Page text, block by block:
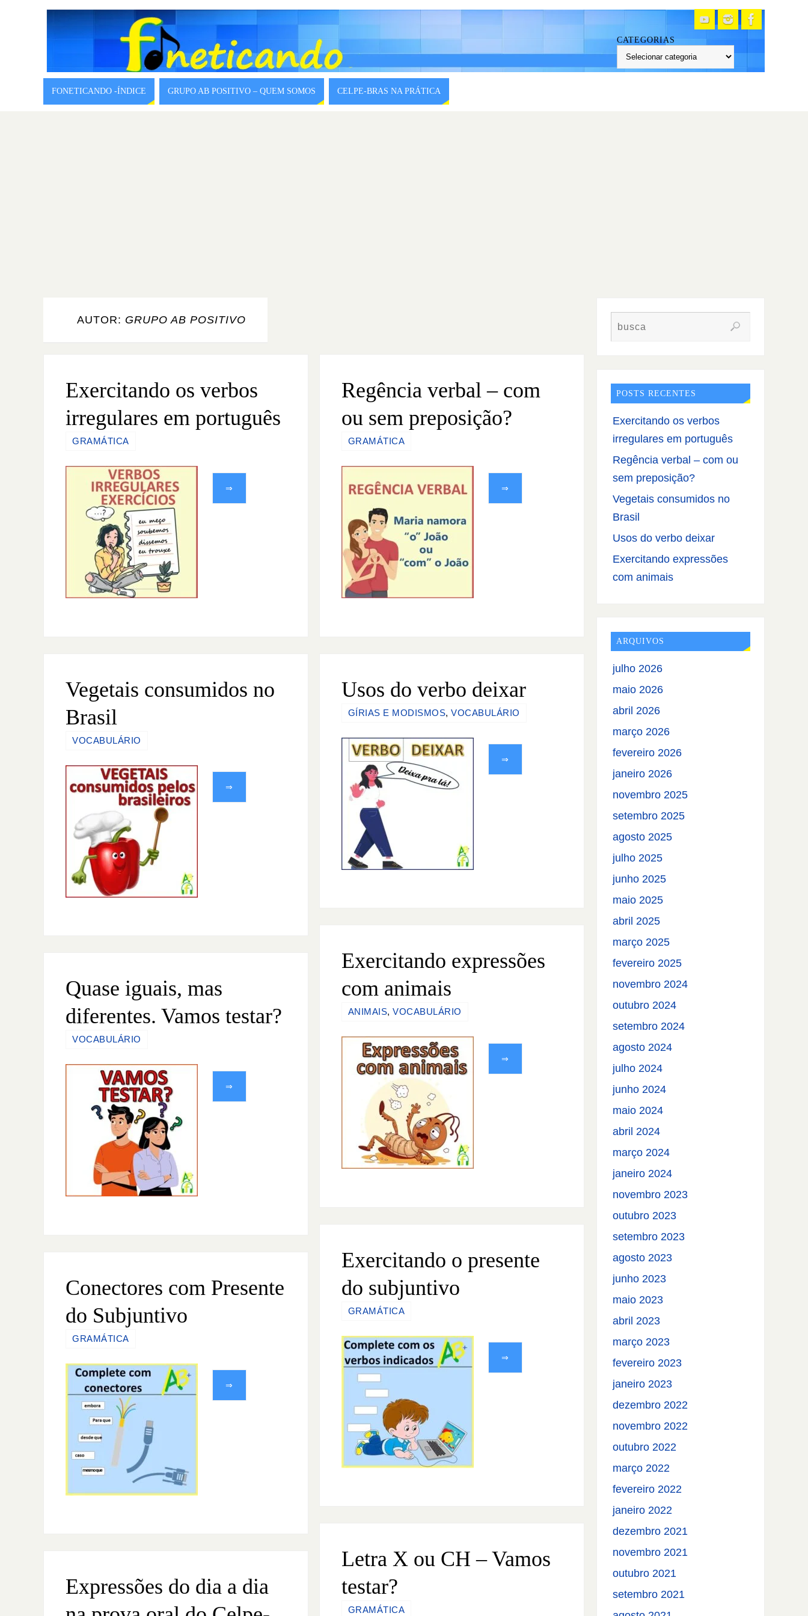
CATEGORIAS
FONETICANDO -ÍNDICE GRUPO AB POSITIVO – QUEM SOMOS CELPE-BRAS NA PRÁTICA
AUTOR: GRUPO AB POSITIVO
Exercitando os verbos
irregulares em português
GRAMÁTICA
⇒
Regência verbal – com
ou sem preposição?
GRAMÁTICA
⇒
Vegetais consumidos no
Brasil
VOCABULÁRIO
⇒
Usos do verbo deixar
GÍRIAS E MODISMOS,VOCABULÁRIO
⇒
Exercitando expressões
com animais
ANIMAIS,VOCABULÁRIO
⇒
Quase iguais, mas
diferentes. Vamos testar?
VOCABULÁRIO
⇒
Exercitando o presente
do subjuntivo
GRAMÁTICA
⇒
Conectores com Presente
do Subjuntivo
GRAMÁTICA
⇒
Letra X ou CH – Vamos
testar?
GRAMÁTICA
Expressões do dia a dia
POSTS RECENTES
Exercitando os verbos
irregulares em português
Regência verbal – com ou
sem preposição?
Vegetais consumidos no
Brasil
Usos do verbo deixar
Exercitando expressões
com animais
ARQUIVOS
julho 2026
maio 2026
abril 2026
março 2026
fevereiro 2026
janeiro 2026
novembro 2025
setembro 2025
agosto 2025
julho 2025
junho 2025
maio 2025
abril 2025
março 2025
fevereiro 2025
novembro 2024
outubro 2024
setembro 2024
agosto 2024
julho 2024
junho 2024
maio 2024
abril 2024
março 2024
janeiro 2024
novembro 2023
outubro 2023
setembro 2023
agosto 2023
junho 2023
maio 2023
abril 2023
março 2023
fevereiro 2023
janeiro 2023
dezembro 2022
novembro 2022
outubro 2022
março 2022
fevereiro 2022
janeiro 2022
dezembro 2021
novembro 2021
outubro 2021
setembro 2021